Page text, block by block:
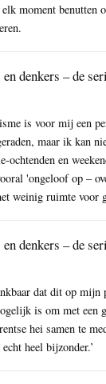
moment benutten
denkers – de
is voor mij een
maar ik kan
ochtenden en
'ongeloof op –
weinig ruimte voor
denkers – de
dat dit op mijn
is om met een
hei samen te
heel bijzonder.’